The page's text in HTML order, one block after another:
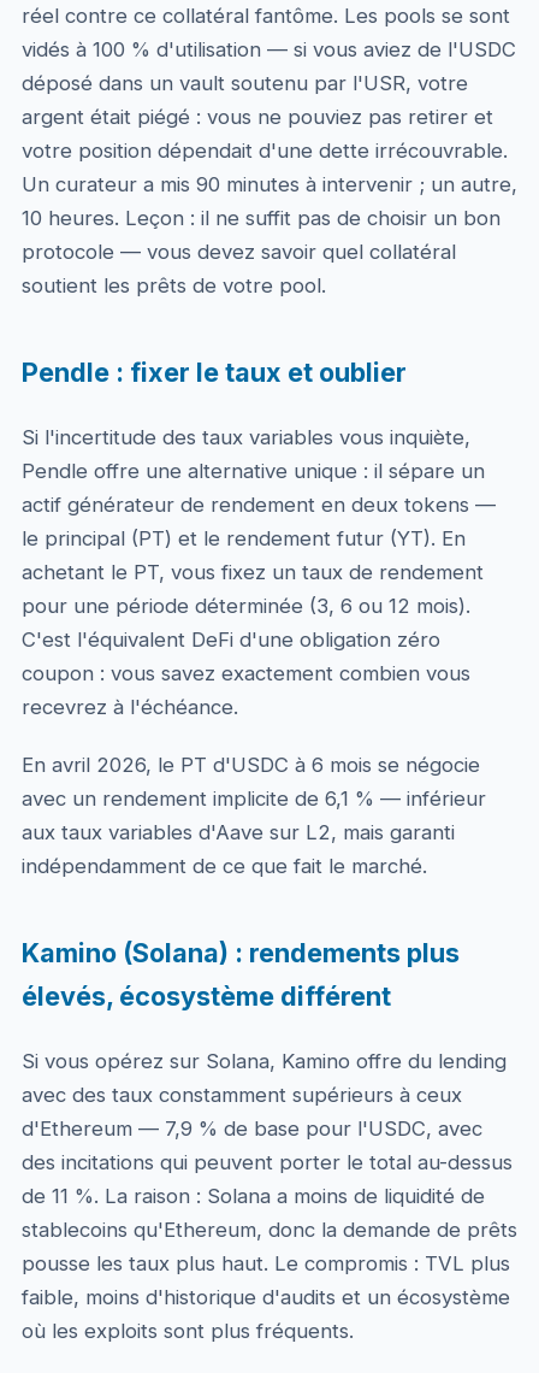
réel contre ce collatéral fantôme. Les pools se sont
vidés à 100 % d'utilisation — si vous aviez de l'USDC
déposé dans un vault soutenu par l'USR, votre
argent était piégé : vous ne pouviez pas retirer et
votre position dépendait d'une dette irrécouvrable.
Un curateur a mis 90 minutes à intervenir ; un autre,
10 heures. Leçon : il ne suffit pas de choisir un bon
protocole — vous devez savoir quel collatéral
soutient les prêts de votre pool.
Pendle : fixer le taux et oublier
Si l'incertitude des taux variables vous inquiète,
Pendle offre une alternative unique : il sépare un
actif générateur de rendement en deux tokens —
le principal (PT) et le rendement futur (YT). En
achetant le PT, vous fixez un taux de rendement
pour une période déterminée (3, 6 ou 12 mois).
C'est l'équivalent DeFi d'une obligation zéro
coupon : vous savez exactement combien vous
recevrez à l'échéance.
En avril 2026, le PT d'USDC à 6 mois se négocie
avec un rendement implicite de 6,1 % — inférieur
aux taux variables d'Aave sur L2, mais garanti
indépendamment de ce que fait le marché.
Kamino (Solana) : rendements plus
élevés, écosystème différent
Si vous opérez sur Solana, Kamino offre du lending
avec des taux constamment supérieurs à ceux
d'Ethereum — 7,9 % de base pour l'USDC, avec
des incitations qui peuvent porter le total au-dessus
de 11 %. La raison : Solana a moins de liquidité de
stablecoins qu'Ethereum, donc la demande de prêts
pousse les taux plus haut. Le compromis : TVL plus
faible, moins d'historique d'audits et un écosystème
où les exploits sont plus fréquents.